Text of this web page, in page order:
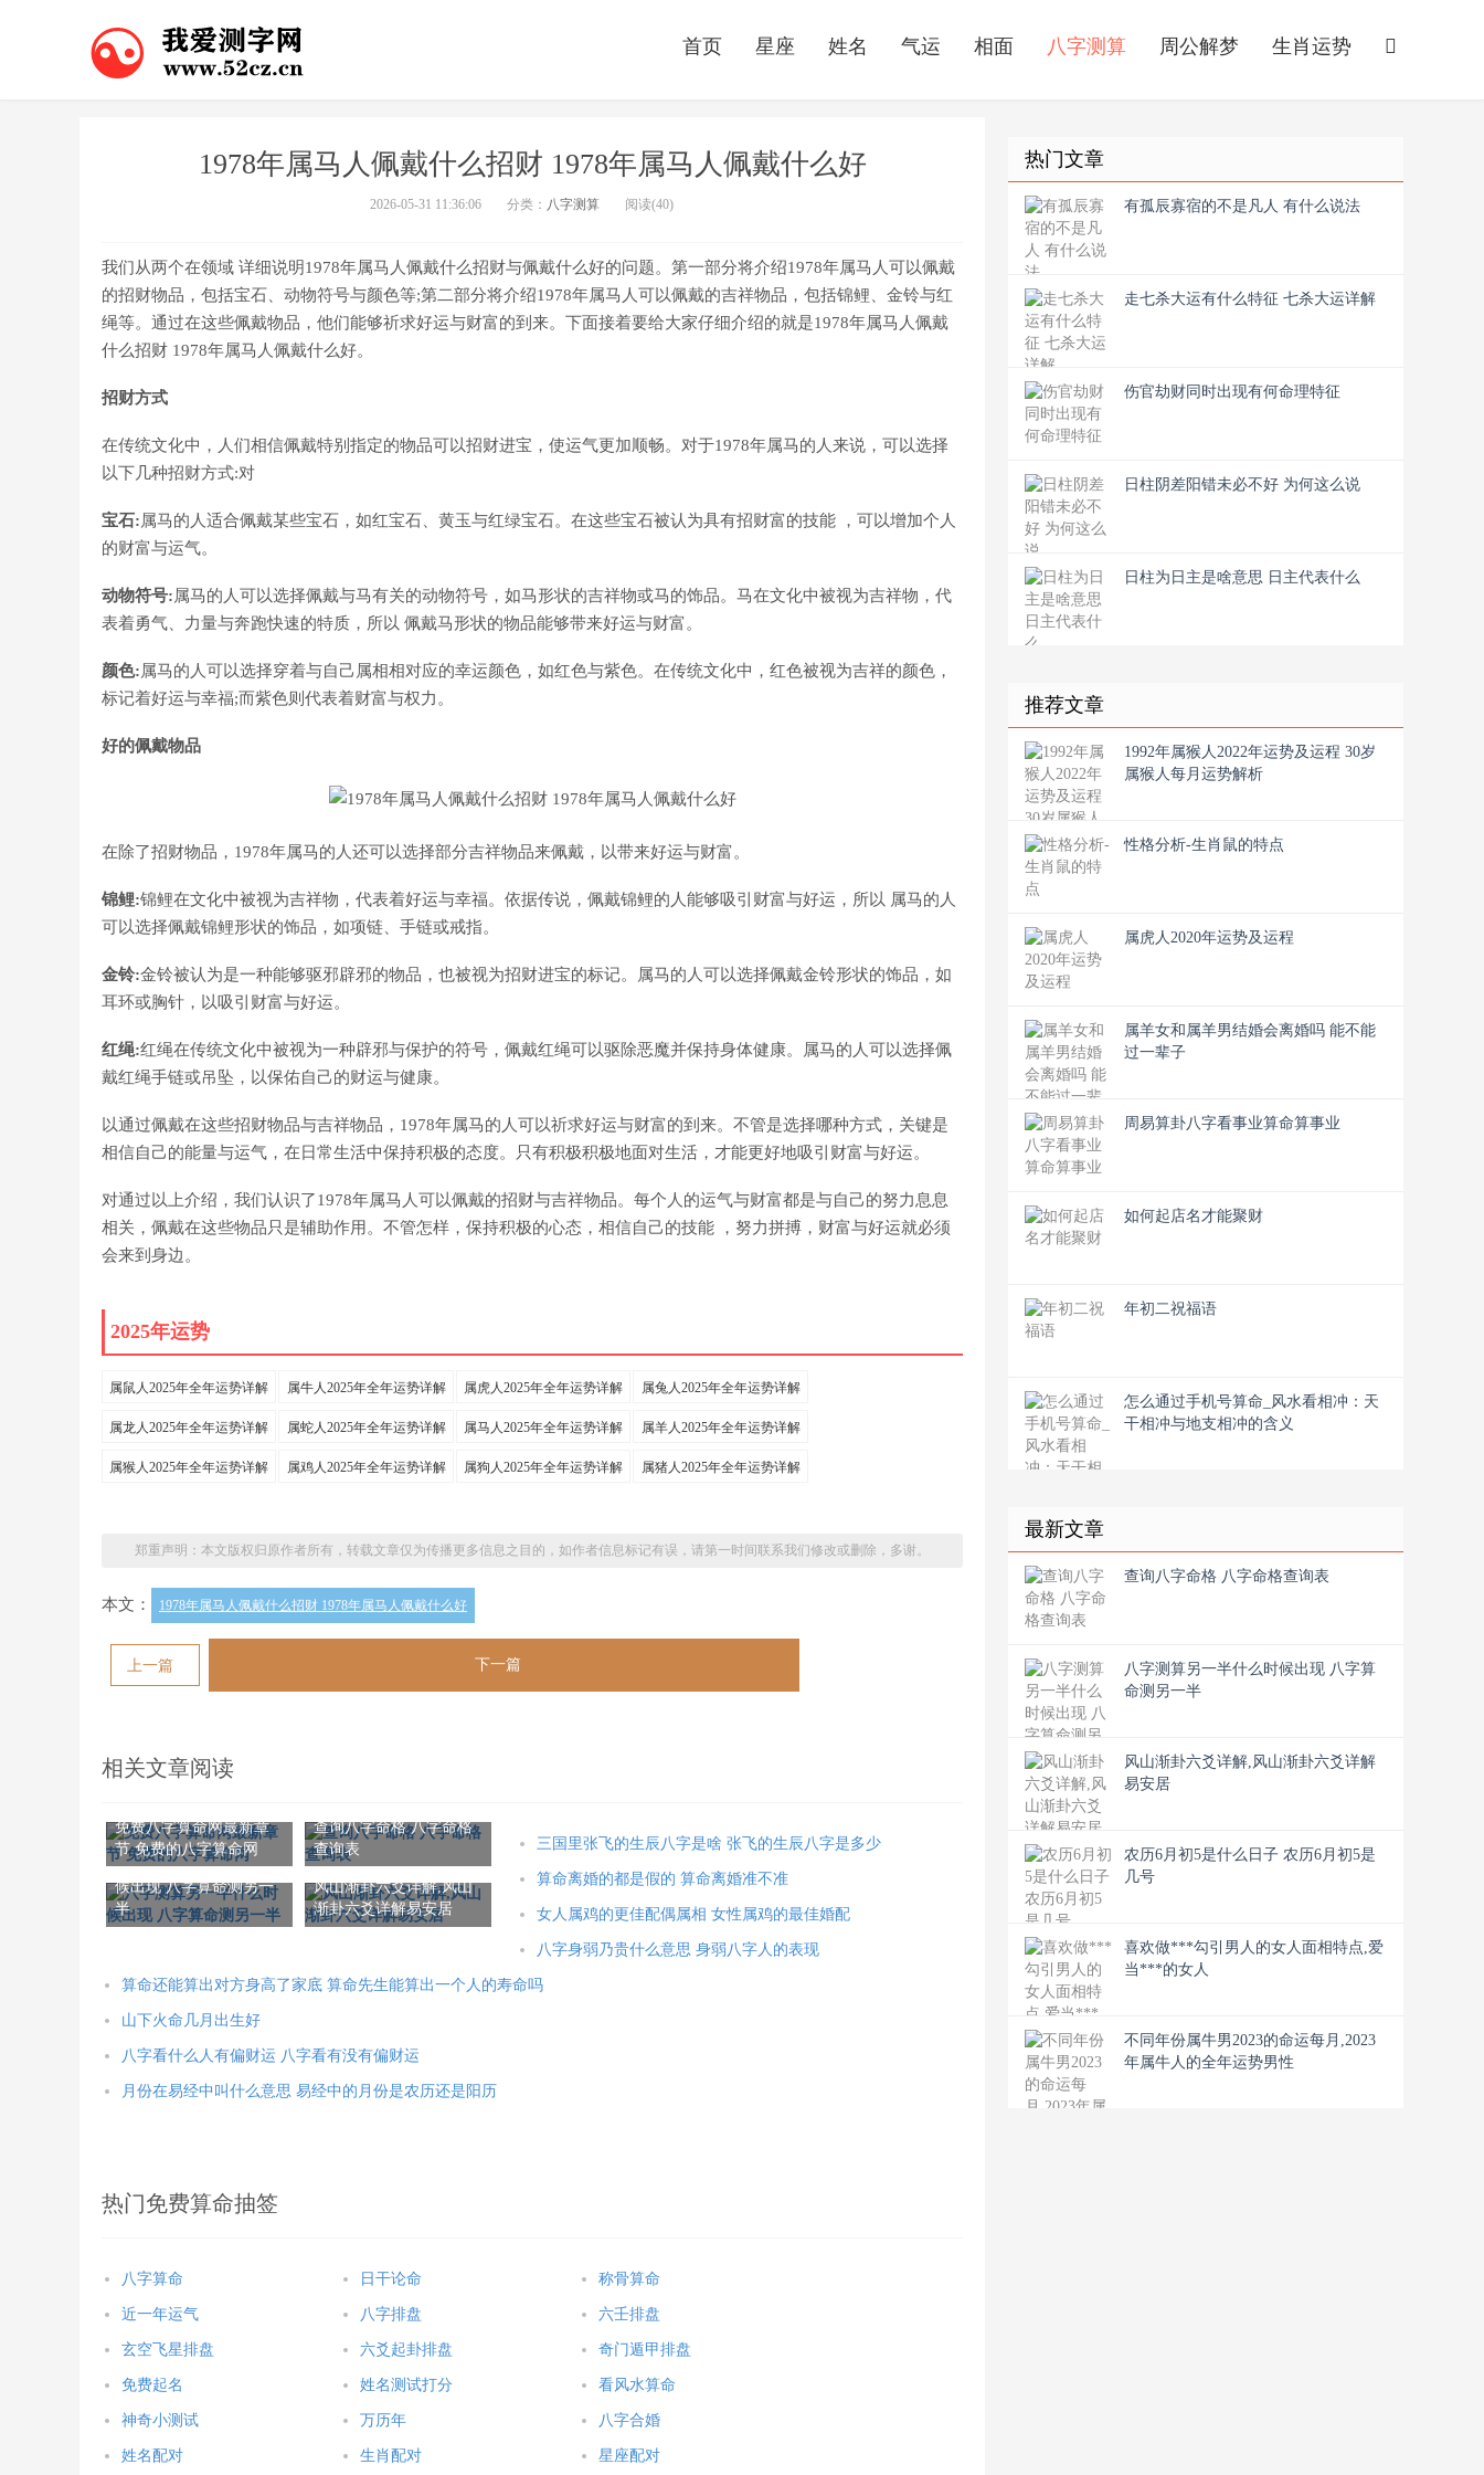
首页 星座 姓名 气运 相面 八字测算 周公解梦 生肖运势
1978年属马人佩戴什么招财 1978年属马人佩戴什么好
2026-05-31 11:36:06 分类： 八字测算 阅读(40)
我们从两个在领域 详细说明1978年属马人佩戴什么招财与佩戴什么好的问题。第一部分将介绍1978年属马人可以佩戴
的招财物品，包括宝石、动物符号与颜色等;第二部分将介绍1978年属马人可以佩戴的吉祥物品，包括锦鲤、金铃与红
绳等。通过在这些佩戴物品，他们能够祈求好运与财富的到来。下面接着要给大家仔细介绍的就是1978年属马人佩戴
什么招财 1978年属马人佩戴什么好。
招财方式
在传统文化中，人们相信佩戴特别指定的物品可以招财进宝，使运气更加顺畅。对于1978年属马的人来说，可以选择
以下几种招财方式:对
宝石:属马的人适合佩戴某些宝石，如红宝石、黄玉与红绿宝石。在这些宝石被认为具有招财富的技能 ，可以增加个人
的财富与运气。
动物符号:属马的人可以选择佩戴与马有关的动物符号，如马形状的吉祥物或马的饰品。马在文化中被视为吉祥物，代
表着勇气、力量与奔跑快速的特质，所以 佩戴马形状的物品能够带来好运与财富。
颜色:属马的人可以选择穿着与自己属相相对应的幸运颜色，如红色与紫色。在传统文化中，红色被视为吉祥的颜色，
标记着好运与幸福;而紫色则代表着财富与权力。
好的佩戴物品
在除了招财物品，1978年属马的人还可以选择部分吉祥物品来佩戴，以带来好运与财富。
锦鲤:锦鲤在文化中被视为吉祥物，代表着好运与幸福。依据传说，佩戴锦鲤的人能够吸引财富与好运，所以 属马的人
可以选择佩戴锦鲤形状的饰品，如项链、手链或戒指。
金铃:金铃被认为是一种能够驱邪辟邪的物品，也被视为招财进宝的标记。属马的人可以选择佩戴金铃形状的饰品，如
耳环或胸针，以吸引财富与好运。
红绳:红绳在传统文化中被视为一种辟邪与保护的符号，佩戴红绳可以驱除恶魔并保持身体健康。属马的人可以选择佩
戴红绳手链或吊坠，以保佑自己的财运与健康。
以通过佩戴在这些招财物品与吉祥物品，1978年属马的人可以祈求好运与财富的到来。不管是选择哪种方式，关键是
相信自己的能量与运气，在日常生活中保持积极的态度。只有积极积极地面对生活，才能更好地吸引财富与好运。
对通过以上介绍，我们认识了1978年属马人可以佩戴的招财与吉祥物品。每个人的运气与财富都是与自己的努力息息
相关，佩戴在这些物品只是辅助作用。不管怎样，保持积极的心态，相信自己的技能 ，努力拼搏，财富与好运就必须
会来到身边。
2025年运势
属鼠人2025年全年运势详解 属牛人2025年全年运势详解 属虎人2025年全年运势详解 属兔人2025年全年运势详解
属龙人2025年全年运势详解 属蛇人2025年全年运势详解 属马人2025年全年运势详解 属羊人2025年全年运势详解
属猴人2025年全年运势详解 属鸡人2025年全年运势详解 属狗人2025年全年运势详解 属猪人2025年全年运势详解
郑重声明：本文版权归原作者所有，转载文章仅为传播更多信息之目的，如作者信息标记有误，请第一时间联系我们修改或删除，多谢。
本文： 1978年属马人佩戴什么招财 1978年属马人佩戴什么好
上一篇 下一篇
相关文章阅读
免费八字算命网最新章
节 免费的八字算命网
查询八字命格 八字命格
查询表
八字测算另一半什么时
候出现 八字算命测另一
半
风山渐卦六爻详解,风山
渐卦六爻详解易安居
三国里张飞的生辰八字是啥 张飞的生辰八字是多少
算命离婚的都是假的 算命离婚准不准
女人属鸡的更佳配偶属相 女性属鸡的最佳婚配
八字身弱乃贵什么意思 身弱八字人的表现
算命还能算出对方身高了家底 算命先生能算出一个人的寿命吗
山下火命几月出生好
八字看什么人有偏财运 八字看有没有偏财运
月份在易经中叫什么意思 易经中的月份是农历还是阳历
热门免费算命抽签
八字算命 日干论命 称骨算命
近一年运气 八字排盘 六壬排盘
玄空飞星排盘 六爻起卦排盘 奇门遁甲排盘
免费起名 姓名测试打分 看风水算命
神奇小测试 万历年 八字合婚
姓名配对 生肖配对 星座配对
热门文章
有孤辰寡宿的不是凡人 有什么说法
走七杀大运有什么特征 七杀大运详解
伤官劫财同时出现有何命理特征
日柱阴差阳错未必不好 为何这么说
日柱为日主是啥意思 日主代表什么
推荐文章
1992年属猴人2022年运势及运程 30岁
属猴人每月运势解析
性格分析-生肖鼠的特点
属虎人2020年运势及运程
属羊女和属羊男结婚会离婚吗 能不能
过一辈子
周易算卦八字看事业算命算事业
如何起店名才能聚财
年初二祝福语
怎么通过手机号算命_风水看相冲：天
干相冲与地支相冲的含义
最新文章
查询八字命格 八字命格查询表
八字测算另一半什么时候出现 八字算
命测另一半
风山渐卦六爻详解,风山渐卦六爻详解
易安居
农历6月初5是什么日子 农历6月初5是
几号
喜欢做***勾引男人的女人面相特点,爱
当***的女人
不同年份属牛男2023的命运每月,2023
年属牛人的全年运势男性